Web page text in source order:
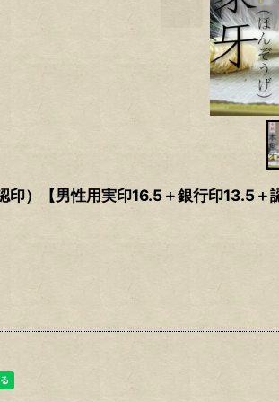
）【男性用実印16.5＋銀行印13.5＋